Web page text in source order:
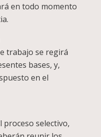
en todo momento
trabajo se regirá
bases, y,
en el
selectivo,